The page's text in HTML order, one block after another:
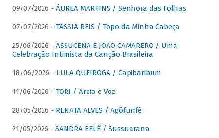
09/07/2026 - ÁUREA MARTINS / Senhora das Folhas
07/07/2026 - TÁSSIA REIS / Topo da Minha Cabeça
25/06/2026 - ASSUCENA E JOÃO CAMARERO / Uma
Celebração Intimista da Canção Brasileira
18/06/2026 - LULA QUEIROGA / Capibaribum
11/06/2026 - TORI / Areia e Voz
28/05/2026 - RENATA ALVES / Agôfunfè
21/05/2026 - SANDRA BELÊ / Sussuarana